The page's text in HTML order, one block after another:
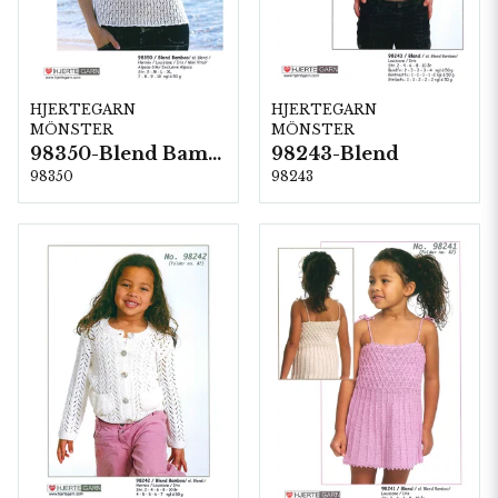
HJERTEGARN
MÖNSTER
98350-Blend Bamboo
98350
HJERTEGARN
MÖNSTER
98243-Blend
98243